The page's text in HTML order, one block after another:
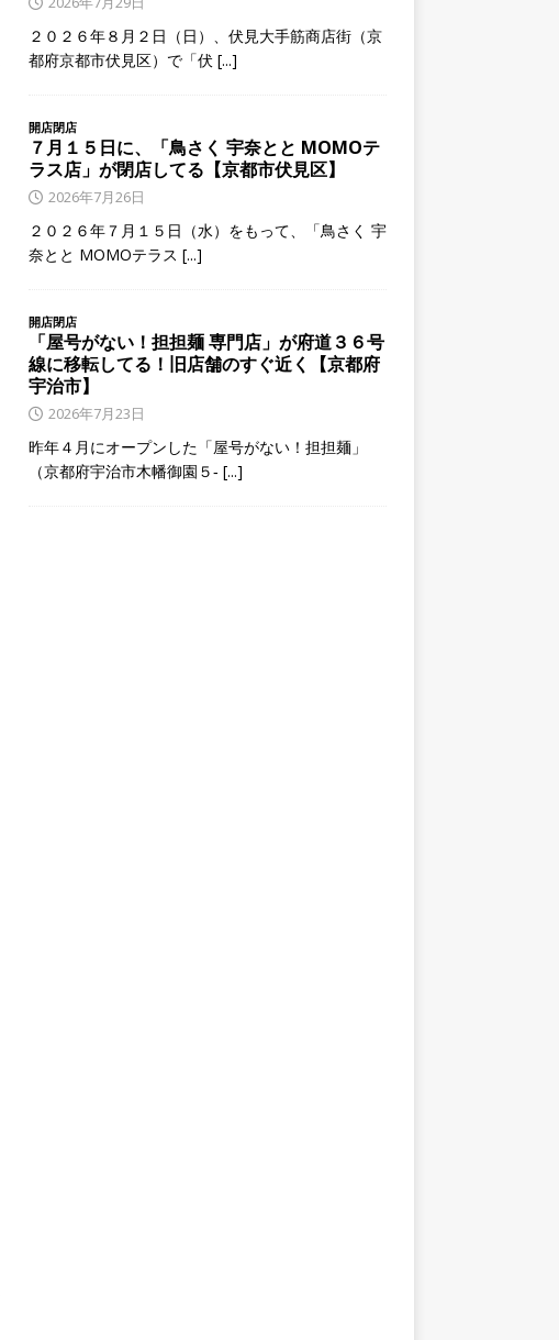
２０２６年８月２日（日）、伏見大手筋商店街（京
都府京都市伏見区）で「伏 [...]
開店閉店
７月１５日に、「鳥さく 宇奈とと MOMOテ
ラス店」が閉店してる【京都市伏見区】
2026年7月26日
２０２６年７月１５日（水）をもって、「鳥さく 宇
奈とと MOMOテラス [...]
開店閉店
「屋号がない！担担麺 専門店」が府道３６号
線に移転してる！旧店舗のすぐ近く【京都府
宇治市】
2026年7月23日
昨年４月にオープンした「屋号がない！担担麺」
（京都府宇治市木幡御園５‐ [...]